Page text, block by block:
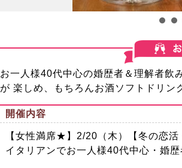
お一人様40代中心の婚歴者＆理解者飲
が 楽しめ、もちろんお酒ソフトドリン
開催内容
【女性満席★】2/20（木）【冬の恋
イタリアンでお一人様40代中心・婚